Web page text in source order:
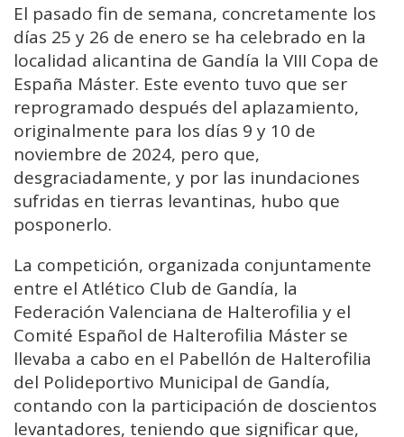
El pasado fin de semana, concretamente los
días 25 y 26 de enero se ha celebrado en la
localidad alicantina de Gandía la VIII Copa de
España Máster. Este evento tuvo que ser
reprogramado después del aplazamiento,
originalmente para los días 9 y 10 de
noviembre de 2024, pero que,
desgraciadamente, y por las inundaciones
sufridas en tierras levantinas, hubo que
posponerlo.
La competición, organizada conjuntamente
entre el Atlético Club de Gandía, la
Federación Valenciana de Halterofilia y el
Comité Español de Halterofilia Máster se
llevaba a cabo en el Pabellón de Halterofilia
del Polideportivo Municipal de Gandía,
contando con la participación de doscientos
levantadores, teniendo que significar que,